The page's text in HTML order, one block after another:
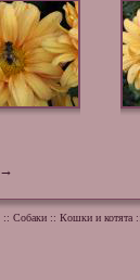
→
:: Собаки:: Кошки и котята::